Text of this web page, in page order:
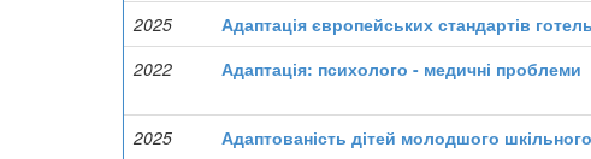
2025
Адаптація європейських стандартів
2022
Адаптація: психолого - медичні проблеми
2025
Адаптованість дітей молодшого